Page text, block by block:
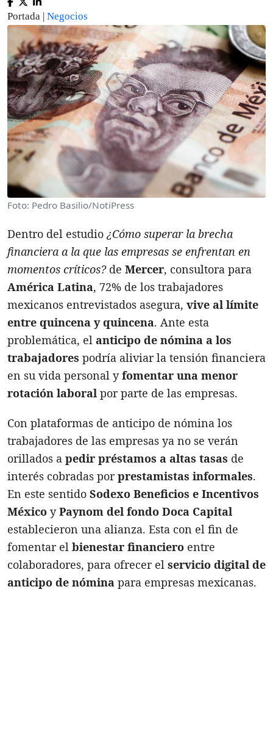
Portada | Negocios
Foto: Pedro Basilio/NotiPress
Dentro del estudio ¿Cómo superar la brecha
financiera a la que las empresas se enfrentan en
momentos críticos?de Mercer, consultora para
América Latina, 72% de los trabajadores
mexicanos entrevistados asegura, vive al límite
entre quincena y quincena. Ante esta
problemática, el anticipo de nómina a los
trabajadores podría aliviar la tensión financiera
en su vida personal yfomentar una menor
rotación laboral por parte de las empresas.
Con plataformas de anticipo de nómina los
trabajadores de las empresas ya no se verán
orillados a pedir préstamos a altas tasas de
interés cobradas porprestamistas informales.
En este sentido Sodexo Beneficios e Incentivos
México yPaynom del fondo Doca Capital
establecieron una alianza. Esta con el fin de
fomentar el bienestar financiero entre
colaboradores, para ofrecer el servicio digital de
anticipo de nómina para empresas mexicanas.